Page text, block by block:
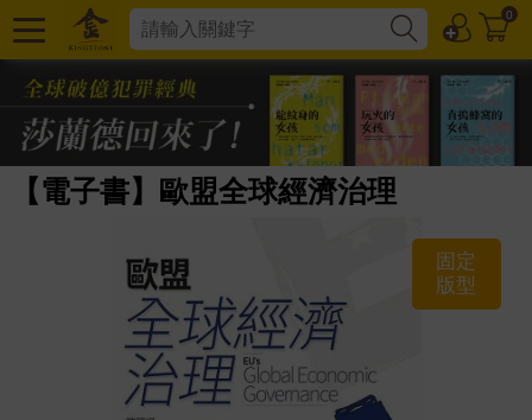
0
【電子書】歐盟全球經濟治理
固定
版型